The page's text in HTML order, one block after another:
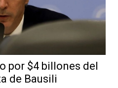
por $4 billones del
de Bausili